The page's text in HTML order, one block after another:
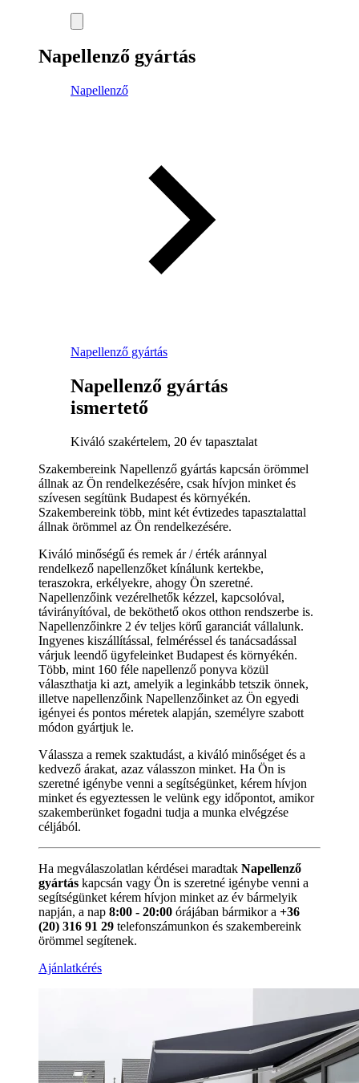
Napellenző gyártás
Napellenző
Napellenző gyártás
Napellenző gyártás
ismertető
Kiváló szakértelem, 20 év tapasztalat
Szakembereink Napellenző gyártás kapcsán örömmel
állnak az Ön rendelkezésére, csak hívjon minket és
szívesen segítünk Budapest és környékén.
Szakembereink több, mint két évtizedes tapasztalattal
állnak örömmel az Ön rendelkezésére.
Kiváló minőségű és remek ár / érték aránnyal
rendelkező napellenzőket kínálunk kertekbe,
teraszokra, erkélyekre, ahogy Ön szeretné.
Napellenzőink vezérelhetők kézzel, kapcsolóval,
távirányítóval, de beköthető okos otthon rendszerbe is.
Napellenzőinkre 2 év teljes körű garanciát vállalunk.
Ingyenes kiszállítással, felméréssel és tanácsadással
várjuk leendő ügyfeleinket Budapest és környékén.
Több, mint 160 féle napellenző ponyva közül
választhatja ki azt, amelyik a leginkább tetszik önnek,
illetve napellenzőink Napellenzőinket az Ön egyedi
igényei és pontos méretek alapján, személyre szabott
módon gyártjuk le.
Válassza a remek szaktudást, a kiváló minőséget és a
kedvező árakat, azaz válasszon minket. Ha Ön is
szeretné igénybe venni a segítségünket, kérem hívjon
minket és egyeztessen le velünk egy időpontot, amikor
szakemberünket fogadni tudja a munka elvégzése
céljából.
Ha megválaszolatlan kérdései maradtak Napellenző
gyártás kapcsán vagy Ön is szeretné igénybe venni a
segítségünket kérem hívjon minket az év bármelyik
napján, a nap 8:00 - 20:00 órájában bármikor a +36
(20) 316 91 29 telefonszámunkon és szakembereink
örömmel segítenek.
Ajánlatkérés